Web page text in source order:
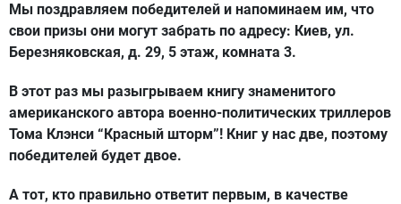
Мы поздравляем победителей и напоминаем им, что
свои призы они могут забрать по адресу: Киев, ул.
Березняковская, д. 29, 5 этаж, комната 3.
В этот раз мы разыгрываем книгу знаменитого
американского автора военно-политических триллеров
Тома Клэнси “Красный шторм”! Книг у нас две, поэтому
победителей будет двое.
А тот, кто правильно ответит первым, в качестве